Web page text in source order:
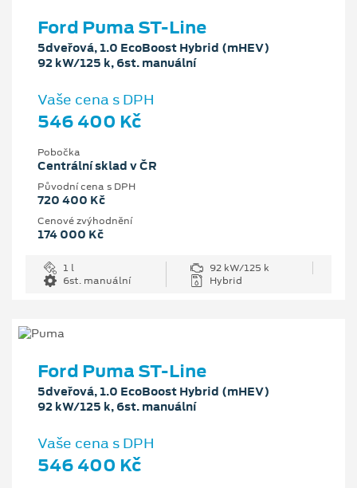
Ford Puma ST-Line
5dveřová, 1.0 EcoBoost Hybrid (mHEV)
92 kW/125 k, 6st. manuální
Vaše cena s DPH
546 400 Kč
Pobočka
Centrální sklad v ČR
Původní cena s DPH
720 400 Kč
Cenové zvýhodnění
174 000 Kč
1 l
92 kW/125 k
6st. manuální
Hybrid
Ford Puma ST-Line
5dveřová, 1.0 EcoBoost Hybrid (mHEV)
92 kW/125 k, 6st. manuální
Vaše cena s DPH
546 400 Kč